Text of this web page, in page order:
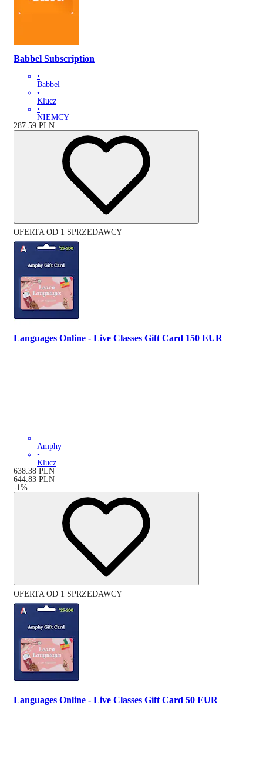
Babbel Subscription
•
Babbel
•
Klucz
•
NIEMCY
287.59 PLN
OFERTA OD 1 SPRZEDAWCY
Languages Online - Live Classes Gift Card 150 EUR
Amphy
•
Klucz
638.38 PLN
644.83 PLN
-1 %
OFERTA OD 1 SPRZEDAWCY
Languages Online - Live Classes Gift Card 50 EUR